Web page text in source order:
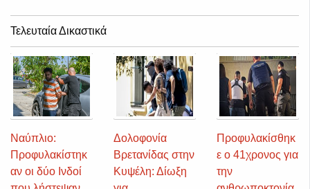
Τελευταία Δικαστικά
Ναύπλιο:
Προφυλακίστηκ
αν οι δύο Ινδοί
Δολοφονία
Βρετανίδας στην
Κυψέλη: Δίωξη
Προφυλακίσθηκ
ε ο 41χρονος για
την